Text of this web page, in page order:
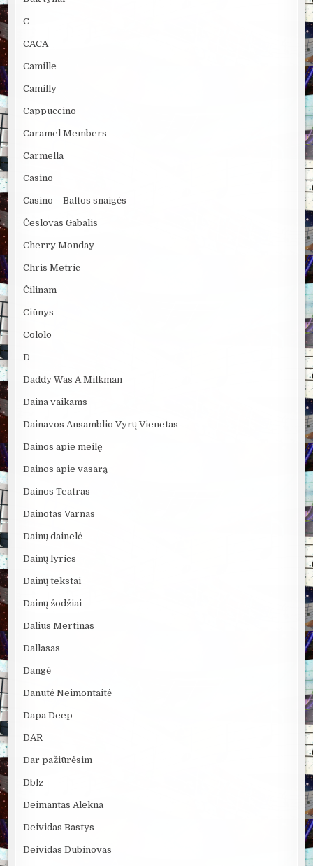
C
CACA
Camille
Camilly
Cappuccino
Caramel Members
Carmella
Casino
Casino – Baltos snaigės
Česlovas Gabalis
Cherry Monday
Chris Metric
Čilinam
Ciūnys
Cololo
D
Daddy Was A Milkman
Daina vaikams
Dainavos Ansamblio Vyrų Vienetas
Dainos apie meilę
Dainos apie vasarą
Dainos Teatras
Dainotas Varnas
Dainų dainelė
Dainų lyrics
Dainų tekstai
Dainų žodžiai
Dalius Mertinas
Dallasas
Dangė
Danutė Neimontaitė
Dapa Deep
DAR
Dar pažiūrėsim
Dblz
Deimantas Alekna
Deividas Bastys
Deividas Dubinovas